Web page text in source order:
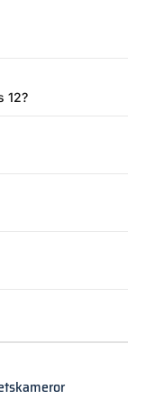
12?